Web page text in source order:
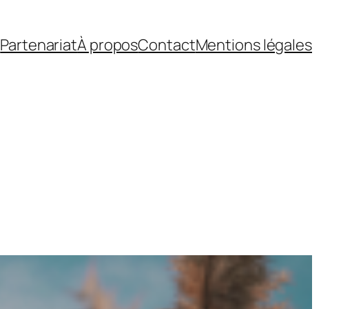
PartenariatÀ proposContactMentions légales